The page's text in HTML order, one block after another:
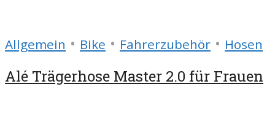
Allgemein • Bike • Fahrerzubehör • Hosen
Alé Trägerhose Master 2.0 für Frauen